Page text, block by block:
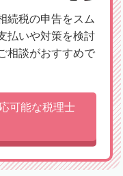
続税の申告をスム
払いや対策を検討
相談がおすすめで
可能な税理士